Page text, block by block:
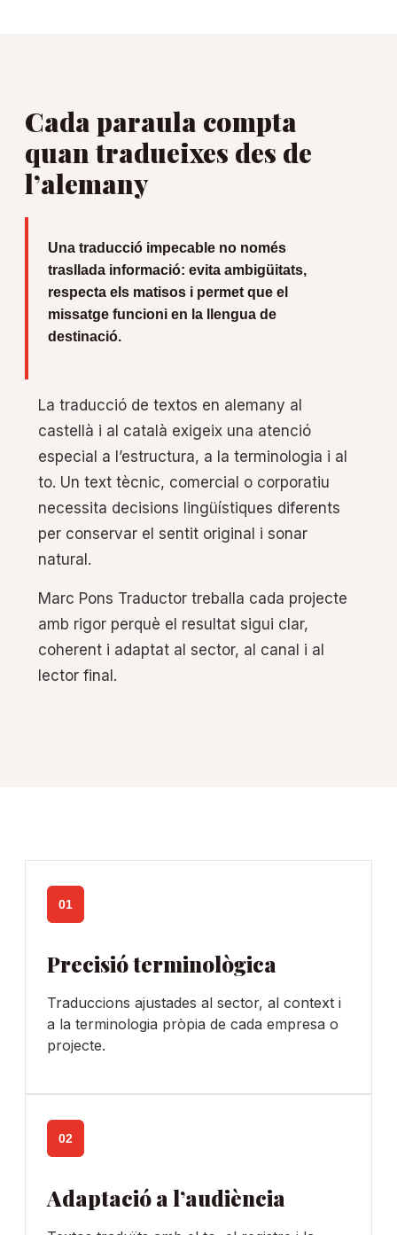
Cada paraula compta
quan tradueixes des de
l’alemany
Una traducció impecable no només
trasllada informació: evita ambigüitats,
respecta els matisos i permet que el
missatge funcioni en la llengua de
destinació.
La traducció de textos en alemany al
castellà i al català exigeix una atenció
especial a l’estructura, a la terminologia i al
to. Un text tècnic, comercial o corporatiu
necessita decisions lingüístiques diferents
per conservar el sentit original i sonar
natural.
Marc Pons Traductor treballa cada projecte
amb rigor perquè el resultat sigui clar,
coherent i adaptat al sector, al canal i al
lector final.
01
Precisió terminològica
Traduccions ajustades al sector, al context i
a la terminologia pròpia de cada empresa o
projecte.
02
Adaptació a l’audiència